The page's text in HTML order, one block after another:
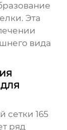
Эта
вида
сетки 165
ряд